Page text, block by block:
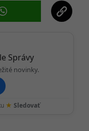
Správy
novinky.
★ Sledovať